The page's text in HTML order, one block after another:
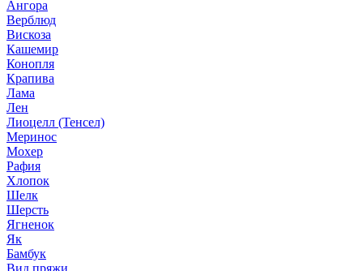
Ангора
Верблюд
Вискоза
Кашемир
Конопля
Крапива
Лама
Лен
Лиоцелл (Тенсел)
Меринос
Мохер
Рафия
Хлопок
Шелк
Шерсть
Ягненок
Як
Бамбук
Вид пряжи